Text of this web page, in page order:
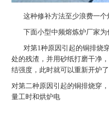
这种修补方法至少浪费一个
下面小型中频熔炼炉厂家为
对第1种原因引起的铜排烧穿
处的残渣，并用砂纸打磨干净
结强度，此时就可以重新开炉
对第二种原因引起的铜排烧穿
量工时和烘炉电